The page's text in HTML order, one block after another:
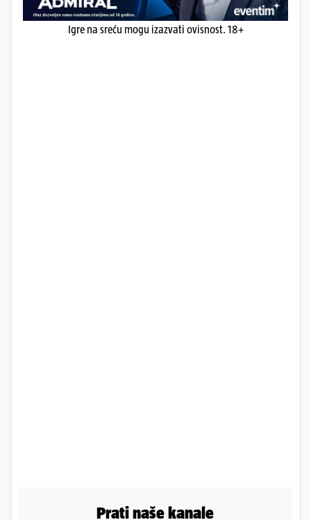
Igre na sreću mogu izazvati ovisnost. 18+
Prati naše kanale